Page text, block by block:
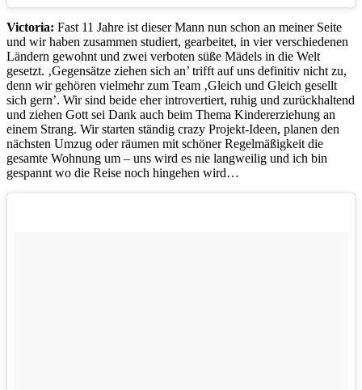
Victoria: Fast 11 Jahre ist dieser Mann nun schon an meiner Seite
und wir haben zusammen studiert, gearbeitet, in vier verschiedenen
Ländern gewohnt und zwei verboten süße Mädels in die Welt
gesetzt. ‚Gegensätze ziehen sich an’ trifft auf uns definitiv nicht zu,
denn wir gehören vielmehr zum Team ‚Gleich und Gleich gesellt
sich gern’. Wir sind beide eher introvertiert, ruhig und zurückhaltend
und ziehen Gott sei Dank auch beim Thema Kindererziehung an
einem Strang. Wir starten ständig crazy Projekt-Ideen, planen den
nächsten Umzug oder räumen mit schöner Regelmäßigkeit die
gesamte Wohnung um – uns wird es nie langweilig und ich bin
gespannt wo die Reise noch hingehen wird…